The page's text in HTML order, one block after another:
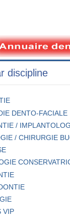
discipline
DENTO-FACIALE
/
/ CHIRURGIE
VIP